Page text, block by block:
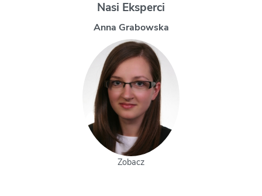
Nasi Eksperci
Magdalena Uchman